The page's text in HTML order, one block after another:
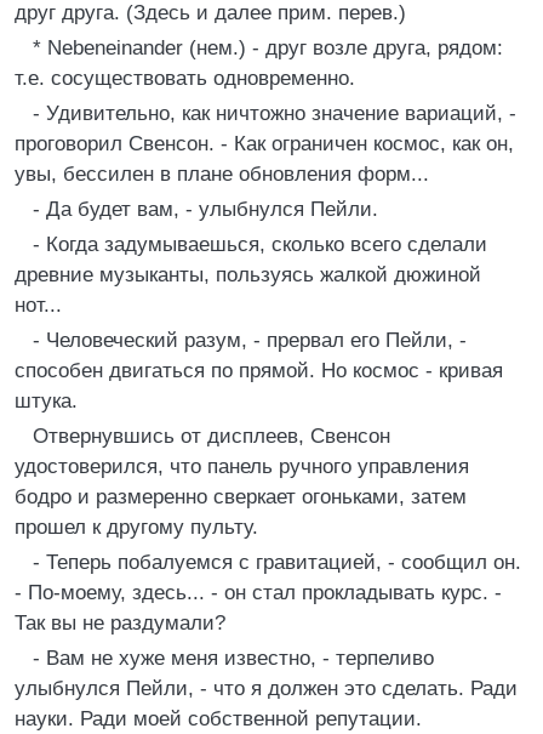
друг друга. (Здесь и далее прим. перев.)
* Nebeneinander (нем.) - друг возле друга, рядом:
т.е. сосуществовать одновременно.
- Удивительно, как ничтожно значение вариаций, -
проговорил Свенсон. - Как ограничен космос, как он,
увы, бессилен в плане обновления форм...
- Да будет вам, - улыбнулся Пейли.
- Когда задумываешься, сколько всего сделали
древние музыканты, пользуясь жалкой дюжиной
нот...
- Человеческий разум, - прервал его Пейли, -
способен двигаться по прямой. Но космос - кривая
штука.
Отвернувшись от дисплеев, Свенсон
удостоверился, что панель ручного управления
бодро и размеренно сверкает огоньками, затем
прошел к другому пульту.
- Теперь побалуемся с гравитацией, - сообщил он.
- По-моему, здесь... - он стал прокладывать курс. -
Так вы не раздумали?
- Вам не хуже меня известно, - терпеливо
улыбнулся Пейли, - что я должен это сделать. Ради
науки. Ради моей собственной репутации.